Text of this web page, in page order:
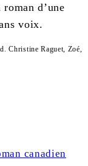
d’une
voix.
Christine Raguet, Zoé,
canadien